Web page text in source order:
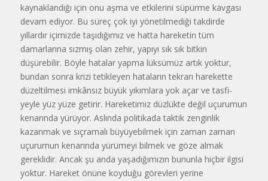
kaynaklandığı için onu aşma ve etki­lerini süpürme kavgası
devam edi­yor. Bu süreç çok iyi yönetilmediği takdirde
yıllardır içimizde taşıdığı­mız ve hatta hareketin tüm
damarla­rına sızmış olan zehir, yapıyı sık sık bitkin
düşürebilir. Böyle hatalar yap­ma lüksümüz artık yoktur,
bundan sonra krizi tetikleyen hataların tek­rarı harekette
düzeltilmesi imkânsız büyük yıkımlara yok açar ve tasfi­
yeyle yüz yüze getirir. Hareketimiz düzlükte değil uçurumun
kenarında yürüyor. Aslında politikada taktik zenginlik
kazanmak ve sıçramalı bü­yüyebilmek için zaman zaman
uçu­rumun kenarında yürümeyi bilmek ve göze almak
gereklidir. Ancak şu anda yaşadığımızın bununla hiçbir ilgisi
yoktur. Hareket önüne koydu­ğu görevleri yerine